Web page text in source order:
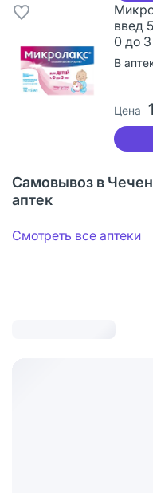
введ
0 до
В
Цена
Самовывоз в
аптек
Смотреть все аптеки